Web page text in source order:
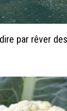
par rêver